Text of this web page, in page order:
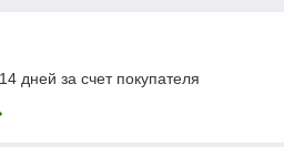
дней за счет покупателя